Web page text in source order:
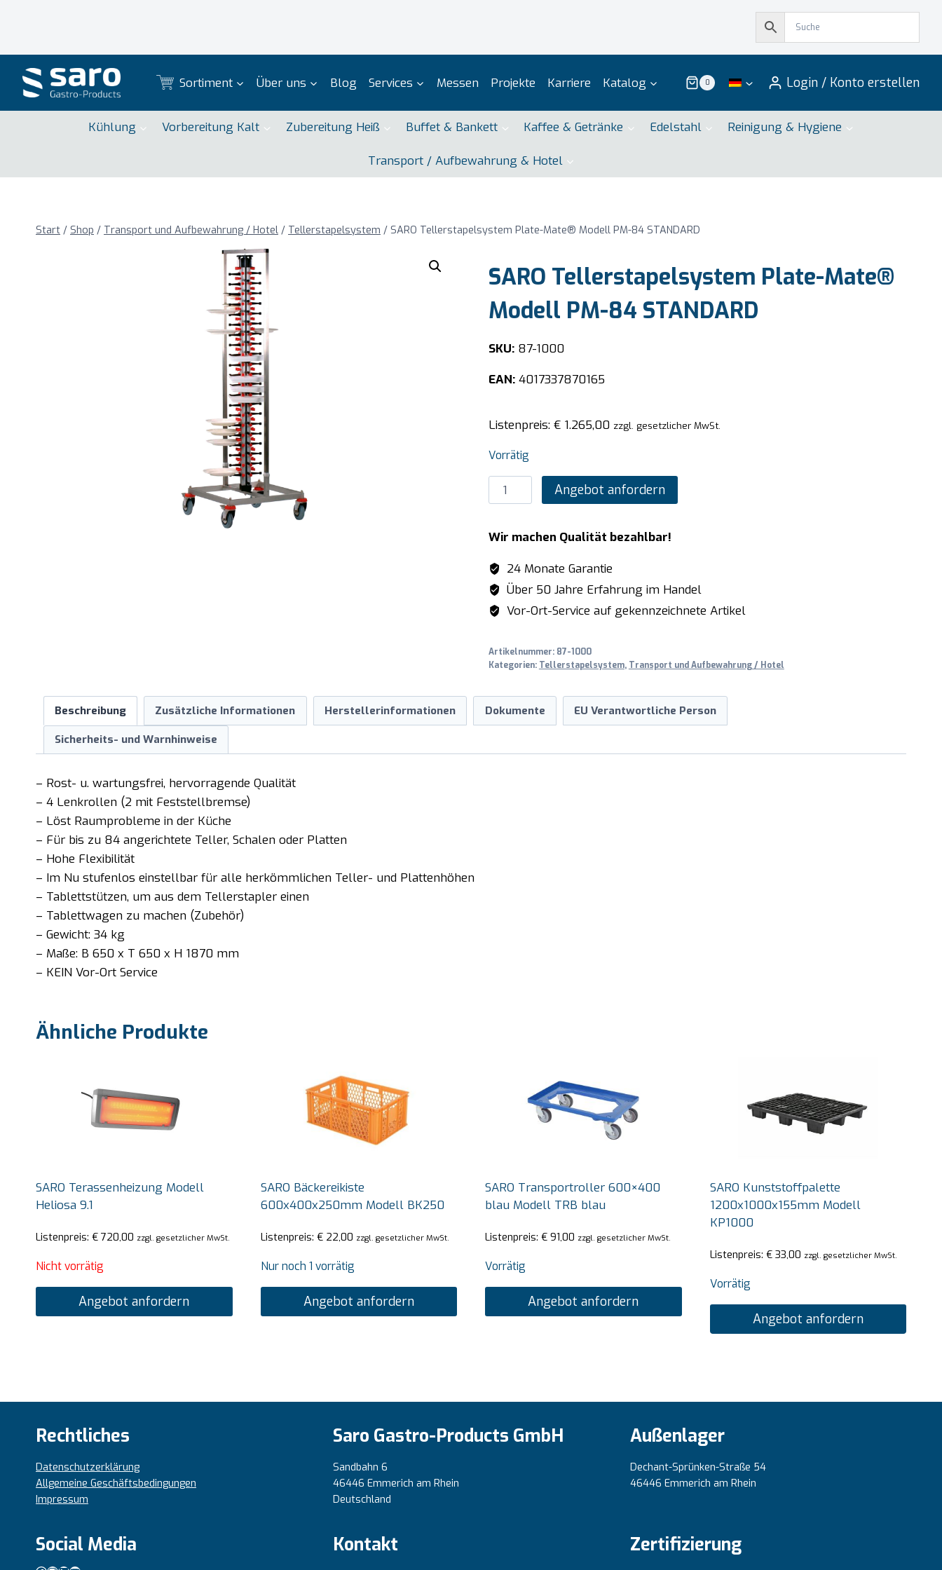
Sortiment Über uns Blog Services Messen Projekte Karriere Katalog 0 Login / Konto erstellen
Kühlung Vorbereitung Kalt Zubereitung Heiß Buffet & Bankett Kaffee & Getränke Edelstahl Reinigung & Hygiene
Transport / Aufbewahrung & Hotel
Start / Shop / Transport und Aufbewahrung / Hotel / Tellerstapelsystem / SARO Tellerstapelsystem Plate-Mate® Modell PM-84 STANDARD
SARO Tellerstapelsystem Plate-Mate®
Modell PM-84 STANDARD
SKU:87-1000
EAN:4017337870165
Listenpreis: €1.265,00 zzgl. gesetzlicher MwSt.
Vorrätig
SARO
Tellerstapelsystem
Mate®
Modell
PM-
84
STANDARD
Angebot anfordern
Wir machen Qualität bezahlbar!
24 Monate Garantie
Über 50 Jahre Erfahrung im Handel
Vor-Ort-Service auf gekennzeichnete Artikel
Artikelnummer: 87-1000
Kategorien: Tellerstapelsystem, Transport und Aufbewahrung / Hotel
Beschreibung Zusätzliche Informationen Herstellerinformationen Dokumente EU Verantwortliche Person
Sicherheits- und Warnhinweise
– Rost- u. wartungsfrei, hervorragende Qualität
– 4 Lenkrollen (2 mit Feststellbremse)
– Löst Raumprobleme in der Küche
– Für bis zu 84 angerichtete Teller, Schalen oder Platten
– Hohe Flexibilität
– Im Nu stufenlos einstellbar für alle herkömmlichen Teller- und Plattenhöhen
– Tablettstützen, um aus dem Tellerstapler einen
– Tablettwagen zu machen (Zubehör)
– Gewicht: 34 kg
– Maße: B 650 x T 650 x H 1870 mm
– KEIN Vor-Ort Service
Ähnliche Produkte
SARO Terassenheizung Modell
Heliosa 9.1
Listenpreis: € 720,00 zzgl. gesetzlicher MwSt.
Nicht vorrätig
Angebot anfordern
SARO Bäckereikiste
600x400x250mm Modell BK250
Listenpreis: €22,00 zzgl. gesetzlicher MwSt.
Nur noch 1 vorrätig
Angebot anfordern
SARO Transportroller 600×400
blau Modell TRB blau
Listenpreis: € 91,00 zzgl. gesetzlicher MwSt.
Vorrätig
Angebot anfordern
SARO Kunststoffpalette
1200x1000x155mm Modell
KP1000
Listenpreis: €33,00 zzgl. gesetzlicher MwSt.
Vorrätig
Angebot anfordern
Rechtliches
Datenschutzerklärung
Allgemeine Geschäftsbedingungen
Impressum
Saro Gastro-Products GmbH
Sandbahn 6
46446 Emmerich am Rhein
Deutschland
Außenlager
Dechant-Sprünken-Straße 54
46446 Emmerich am Rhein
Social Media Kontakt Zertifizierung